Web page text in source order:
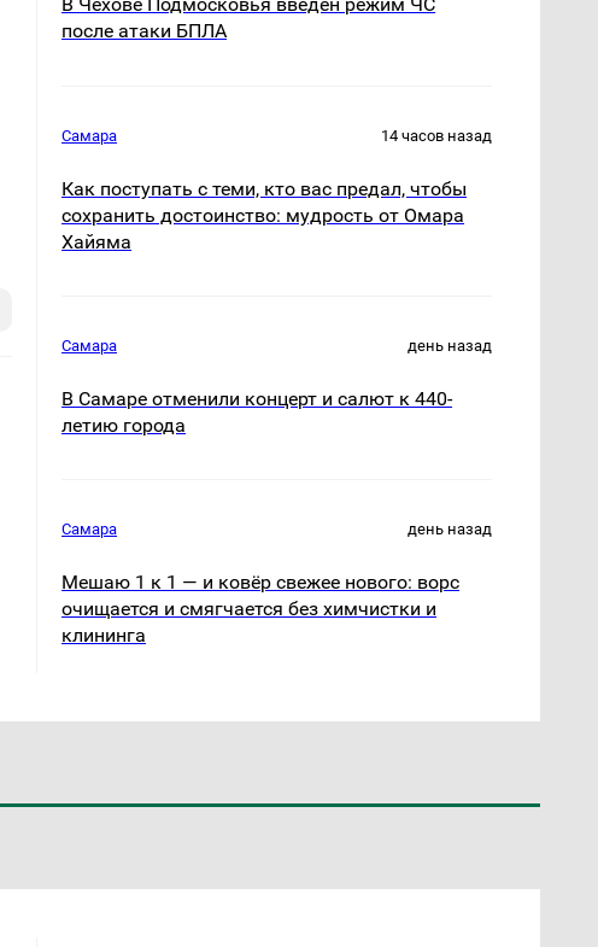
В Чехове Подмосковья введен режим ЧС
после атаки БПЛА
Самара 14 часов назад
Как поступать с теми, кто вас предал, чтобы
сохранить достоинство: мудрость от Омара
Хайяма
Самара день назад
В Самаре отменили концерт и салют к 440-
летию города
Самара день назад
Мешаю 1 к 1 — и ковёр свежее нового: ворс
очищается и смягчается без химчистки и
клининга